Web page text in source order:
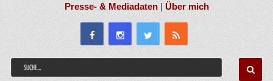
Presse- & Mediadaten|Über mich